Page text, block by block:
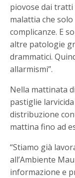
piovose dai tratti
malattia che solo
complicanze. E
altre patologie
drammatici.
allarmismi”.
Nella mattinata
pastiglie
distribuzione
mattina fino ad
“Stiamo già
all’Ambiente
informazione e